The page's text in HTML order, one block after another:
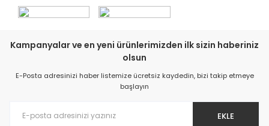
Kampanyalar ve en yeni ürünlerimizden ilk sizin haberiniz
olsun
E-Posta adresinizi haber listemize ücretsiz kaydedin, bizi takip etmeye
başlayın
EKLE